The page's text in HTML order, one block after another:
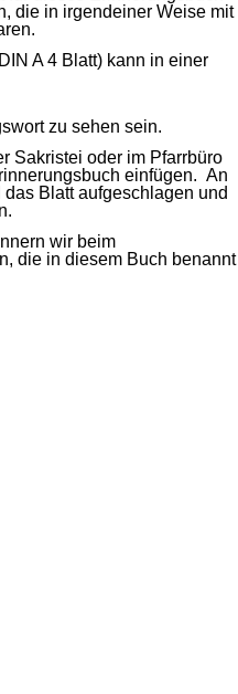
die in irgendeiner Weise mit
A 4 Blatt) kann in einer
zu sehen sein.
Sakristei oder im Pfarrbüro
einfügen. An
Blatt aufgeschlagen und
wir beim
die in diesem Buch benannt